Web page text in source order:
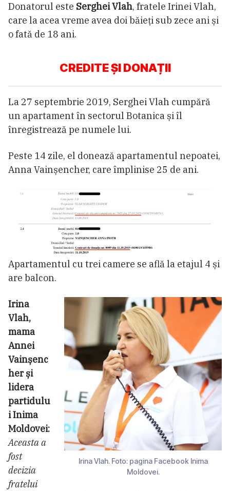
Donatorul este Serghei Vlah, fratele Irinei Vlah,
care la acea vreme avea doi băieți sub zece ani și
o fată de 18 ani.
CREDITE ȘI DONAȚII
La 27 septembrie 2019, Serghei Vlah cumpără
un apartament în sectorul Botanica și îl
înregistrează pe numele lui.
Peste 14 zile, el donează apartamentul nepoatei,
Anna Vainșencher, care împlinise 25 de ani.
Apartamentul cu trei camere se află la etajul 4 și
are balcon.
Irina Vlah. Foto: pagina Facebook Inima
Moldovei.
Irina
Vlah,
mama
Annei
Vainșenc
her și
lidera
partidulu
i Inima
Moldovei:
Aceasta a
fost
decizia
fratelui